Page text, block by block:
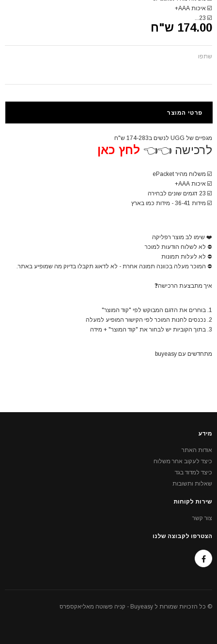
☑️ איכות AAA+
☑️
174.00 ש"ח
שתפו
פרטי המוצר
מגפיים של UGG לנשים ב174-283 ש"ח
לרכישה 👈👈 לחץ כאן
☑️ משלוח מהיר ePacket
☑️ איכות AAA+
☑️
☑️ מידות 36-41 - מידות כמו בארץ
❤️ שימו לב מוצר רפליקה
⛔ לא לשלוח הודעות למוכר
⛔ לא לעלות תמונות
⛔ המוכר מעלה בכוונה תמונה אחרת - לא לדאוג תקבלו בדיוק מה שמופיע באתר.
איך מתבצעת הרכישה❓
1. בוחרים את הדגם המבוקש לפי "קוד המוצר"
2. נכנסים לחנות המוכר לפי הקישור המופיע למעלה
3. בתוך הקוביות יש לבחור את "קוד המוצר" + מידה
מתחדשים עם buyeasy
מידע
אודות האתר
כיצד לעקוב אחר משלוח
כיצד למדוד בגד
שאלות ותשובות
שירות לקוחות
צור קשר
הצטרפו לקבוצה שלנו
© כל הזכויות שמורות ל Buyeasy - קניה פשוטה מאליאקספרס